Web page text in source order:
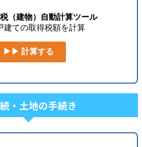
（建物）自動計算ツール
建ての取得税額を計算
▶▶ 計算する
・土地の手続き